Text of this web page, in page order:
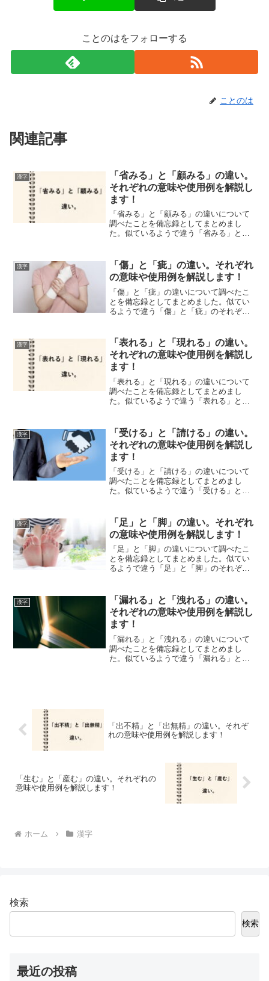
ことのはをフォローする
ことのは
関連記事
漢字
「省みる」と「顧みる」の違い。
それぞれの意味や使用例を解説し
ます！
「省みる」と「顧みる」の違いについて
調べたことを備忘録としてまとめまし
た。似ているようで違う「省みる」と
漢字
「傷」と「疵」の違い。それぞれ
の意味や使用例を解説します！
「傷」と「疵」の違いについて調べたこ
とを備忘録としてまとめました。似てい
るようで違う「傷」と「疵」のそれぞれ
漢字
「表れる」と「現れる」の違い。
それぞれの意味や使用例を解説し
ます！
「表れる」と「現れる」の違いについて
調べたことを備忘録としてまとめまし
た。似ているようで違う「表れる」と
漢字
「受ける」と「請ける」の違い。
それぞれの意味や使用例を解説し
ます！
「受ける」と「請ける」の違いについて
調べたことを備忘録としてまとめまし
た。似ているようで違う「受ける」と
漢字
「足」と「脚」の違い。それぞれ
の意味や使用例を解説します！
「足」と「脚」の違いについて調べたこ
とを備忘録としてまとめました。似てい
るようで違う「足」と「脚」のそれぞれ
漢字
「漏れる」と「洩れる」の違い。
それぞれの意味や使用例を解説し
ます！
「漏れる」と「洩れる」の違いについて
調べたことを備忘録としてまとめまし
た。似ているようで違う「漏れる」と
「出不精」と「出無精」の違い。それぞ
れの意味や使用例を解説します！
「生む」と「産む」の違い。それぞれの
意味や使用例を解説します！
ホーム 漢字
検索
検索
最近の投稿